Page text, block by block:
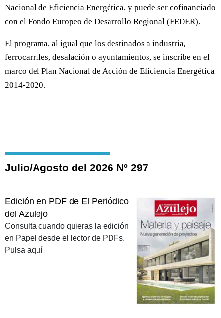
Nacional de Eficiencia Energética, y puede ser cofinanciado
con el Fondo Europeo de Desarrollo Regional (FEDER).
El programa, al igual que los destinados a industria,
ferrocarriles, desalación o ayuntamientos, se inscribe en el
marco del Plan Nacional de Acción de Eficiencia Energética
2014-2020.
Julio/Agosto del 2026 Nº 297
Edición en PDF de El Periódico
del Azulejo
Consulta cuando quieras la edición
en Papel desde el lector de PDFs.
Pulsa aquí